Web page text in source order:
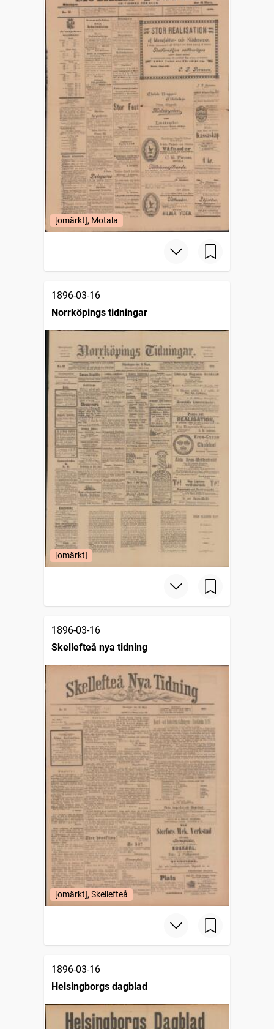
[omärkt], Motala
1896-03-16
Norrköpings tidningar
[omärkt]
1896-03-16
Skellefteå nya tidning
[omärkt], Skellefteå
1896-03-16
Helsingborgs dagblad